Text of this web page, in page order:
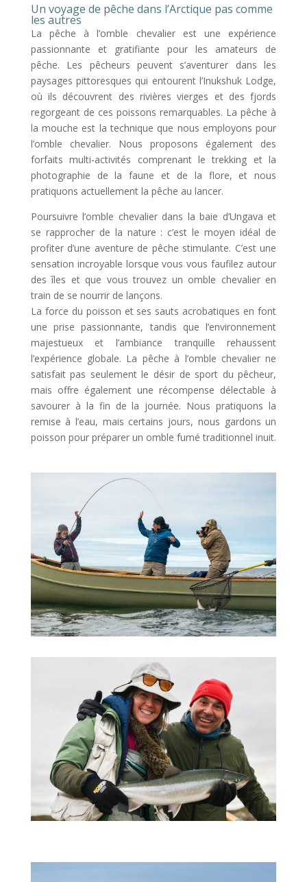
Un voyage de pêche dans l’Arctique pas comme
les autres
La pêche à l’omble chevalier est une expérience
passionnante et gratifiante pour les amateurs de
pêche. Les pêcheurs peuvent s’aventurer dans les
paysages pittoresques qui entourent l’Inukshuk Lodge,
où ils découvrent des rivières vierges et des fjords
regorgeant de ces poissons remarquables. La pêche à
la mouche est la technique que nous employons pour
l’omble chevalier. Nous proposons également des
forfaits multi-activités comprenant le trekking et la
photographie de la faune et de la flore, et nous
pratiquons actuellement la pêche au lancer.
Poursuivre l’omble chevalier dans la baie d’Ungava et
se rapprocher de la nature : c’est le moyen idéal de
profiter d’une aventure de pêche stimulante. C’est une
sensation incroyable lorsque vous vous faufilez autour
des îles et que vous trouvez un omble chevalier en
train de se nourrir de lançons.
La force du poisson et ses sauts acrobatiques en font
une prise passionnante, tandis que l’environnement
majestueux et l’ambiance tranquille rehaussent
l’expérience globale. La pêche à l’omble chevalier ne
satisfait pas seulement le désir de sport du pêcheur,
mais offre également une récompense délectable à
savourer à la fin de la journée. Nous pratiquons la
remise à l’eau, mais certains jours, nous gardons un
poisson pour préparer un omble fumé traditionnel inuit.